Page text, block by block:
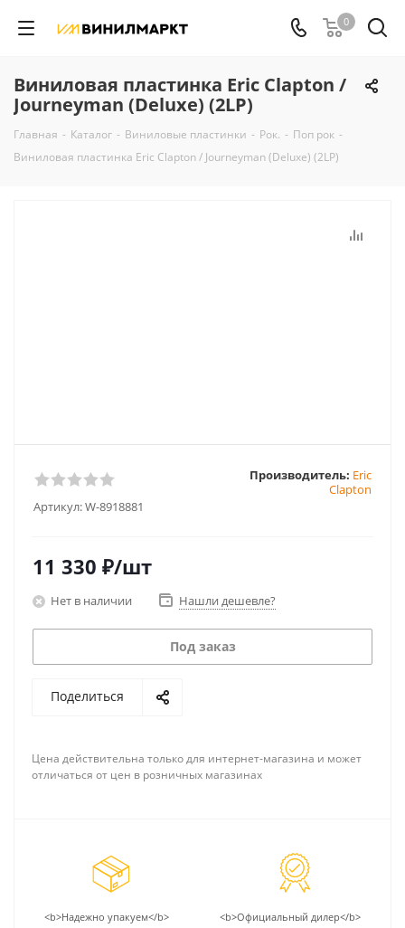
0
Виниловая пластинка Eric Clapton /
Journeyman (Deluxe) (2LP)
Главная - Каталог - Виниловые пластинки - Рок. - Поп рок -
Виниловая пластинка Eric Clapton / Journeyman (Deluxe) (2LP)
Артикул:W-8918881
Производитель: Eric
Clapton
11 330 ₽/шт
Нет в наличии Нашли дешевле?
Под заказ
Поделиться
Цена действительна только для интернет-магазина и может
отличаться от цен в розничных магазинах
<b>Надежно упакуем</b> <b>Официальный дилер</b>